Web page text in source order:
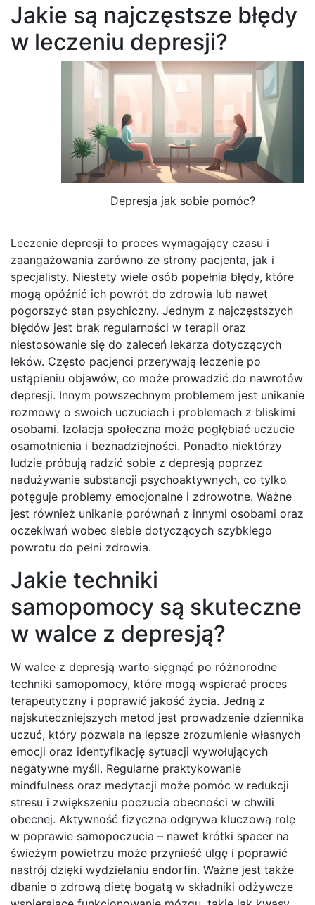
Jakie są najczęstsze błędy
w leczeniu depresji?
Depresja jak sobie pomóc?
Leczenie depresji to proces wymagający czasu i
zaangażowania zarówno ze strony pacjenta, jak i
specjalisty. Niestety wiele osób popełnia błędy, które
mogą opóźnić ich powrót do zdrowia lub nawet
pogorszyć stan psychiczny. Jednym z najczęstszych
błędów jest brak regularności w terapii oraz
niestosowanie się do zaleceń lekarza dotyczących
leków. Często pacjenci przerywają leczenie po
ustąpieniu objawów, co może prowadzić do nawrotów
depresji. Innym powszechnym problemem jest unikanie
rozmowy o swoich uczuciach i problemach z bliskimi
osobami. Izolacja społeczna może pogłębiać uczucie
osamotnienia i beznadziejności. Ponadto niektórzy
ludzie próbują radzić sobie z depresją poprzez
nadużywanie substancji psychoaktywnych, co tylko
potęguje problemy emocjonalne i zdrowotne. Ważne
jest również unikanie porównań z innymi osobami oraz
oczekiwań wobec siebie dotyczących szybkiego
powrotu do pełni zdrowia.
Jakie techniki
samopomocy są skuteczne
w walce z depresją?
W walce z depresją warto sięgnąć po różnorodne
techniki samopomocy, które mogą wspierać proces
terapeutyczny i poprawić jakość życia. Jedną z
najskuteczniejszych metod jest prowadzenie dziennika
uczuć, który pozwala na lepsze zrozumienie własnych
emocji oraz identyfikację sytuacji wywołujących
negatywne myśli. Regularne praktykowanie
mindfulness oraz medytacji może pomóc w redukcji
stresu i zwiększeniu poczucia obecności w chwili
obecnej. Aktywność fizyczna odgrywa kluczową rolę
w poprawie samopoczucia – nawet krótki spacer na
świeżym powietrzu może przynieść ulgę i poprawić
nastrój dzięki wydzielaniu endorfin. Ważne jest także
dbanie o zdrową dietę bogatą w składniki odżywcze